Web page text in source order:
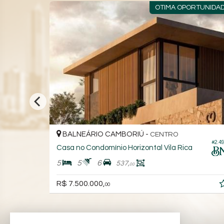
OTIMA
BALNEÁRIO CAMBORIÚ - CENTRO
Casa no Condomínio Horizontal Vila Rica
5 5 6 537,00
R$ 7.500.000, 00